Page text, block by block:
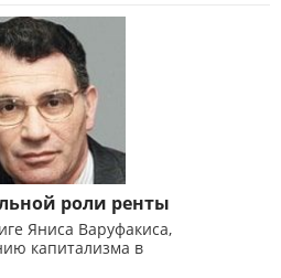
роли ренты
Яниса Варуфакиса,
капитализма в